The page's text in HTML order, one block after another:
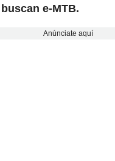
e-MTB.
Anúnciate aquí